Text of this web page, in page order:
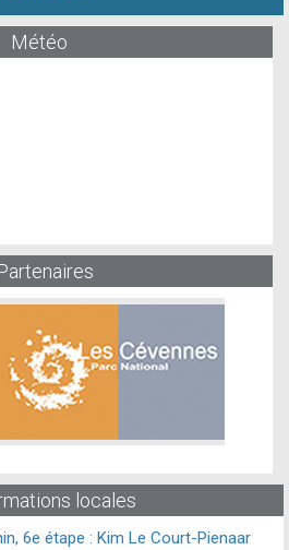
Météo
locales
6e étape : Kim Le Court-Pienaar